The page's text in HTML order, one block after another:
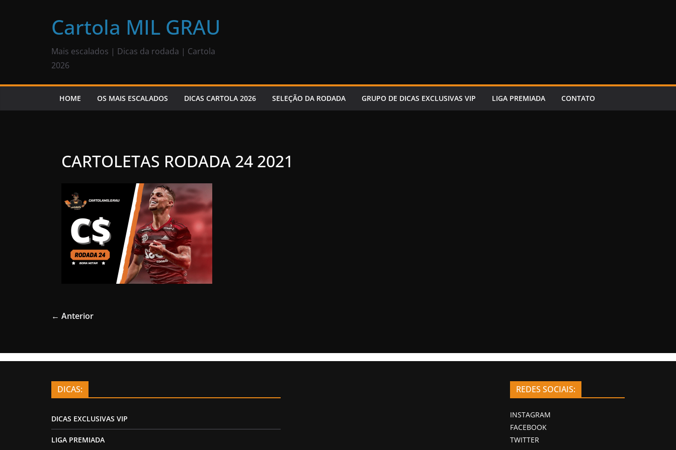
Cartola MIL GRAU
Mais escalados | Dicas da rodada | Cartola
2026
HOME OS MAIS ESCALADOS DICAS CARTOLA 2026 SELEÇÃO DA RODADA GRUPO DE DICAS EXCLUSIVAS VIP LIGA PREMIADA CONTATO
CARTOLETAS RODADA 24 2021
← Anterior
DICAS:
DICAS EXCLUSIVAS VIP
LIGA PREMIADA
REDES SOCIAIS:
INSTAGRAM
FACEBOOK
TWITTER